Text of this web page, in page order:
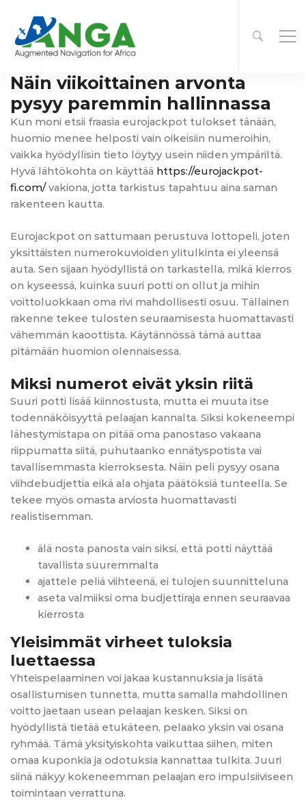
Näin viikoittainen arvonta
pysyy paremmin hallinnassa
Kun moni etsii fraasia eurojackpot tulokset tänään,
huomio menee helposti vain oikeisiin numeroihin,
vaikka hyödyllisin tieto löytyy usein niiden ympäriltä.
Hyvä lähtökohta on käyttää https://eurojackpot-
fi.com/vakiona, jotta tarkistus tapahtuu aina saman
rakenteen kautta.
Eurojackpot on sattumaan perustuva lottopeli, joten
yksittäisten numerokuvioiden ylitulkinta ei yleensä
auta. Sen sijaan hyödyllistä on tarkastella, mikä kierros
on kyseessä, kuinka suuri potti on ollut ja mihin
voittoluokkaan oma rivi mahdollisesti osuu. Tällainen
rakenne tekee tulosten seuraamisesta huomattavasti
vähemmän kaoottista. Käytännössä tämä auttaa
pitämään huomion olennaisessa.
Miksi numerot eivät yksin riitä
Suuri potti lisää kiinnostusta, mutta ei muuta itse
todennäköisyyttä pelaajan kannalta. Siksi kokeneempi
lähestymistapa on pitää oma panostaso vakaana
riippumatta siitä, puhutaanko ennätyspotista vai
tavallisemmasta kierroksesta. Näin peli pysyy osana
viihdebudjettia eikä ala ohjata päätöksiä tunteella. Se
tekee myös omasta arviosta huomattavasti
realistisemman.
älä nosta panosta vain siksi, että potti näyttää
tavallista suuremmalta
ajattele peliä viihteenä, ei tulojen suunnitteluna
aseta valmiiksi oma budjettiraja ennen seuraavaa
kierrosta
Yleisimmät virheet tuloksia
luettaessa
Yhteispelaaminen voi jakaa kustannuksia ja lisätä
osallistumisen tunnetta, mutta samalla mahdollinen
voitto jaetaan usean pelaajan kesken. Siksi on
hyödyllistä tietää etukäteen, pelaako yksin vai osana
ryhmää. Tämä yksityiskohta vaikuttaa siihen, miten
omaa kuponkia ja odotuksia kannattaa tulkita. Juuri
siinä näkyy kokeneemman pelaajan ero impulsiiviseen
toimintaan verrattuna.